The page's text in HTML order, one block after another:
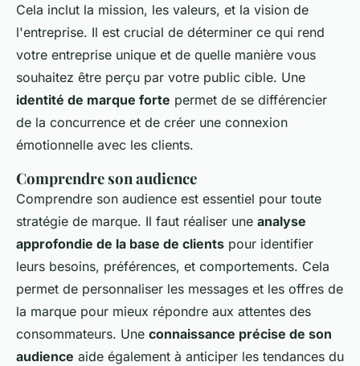
Cela inclut la mission, les valeurs, et la vision de
l'entreprise. Il est crucial de déterminer ce qui rend
votre entreprise unique et de quelle manière vous
souhaitez être perçu par votre public cible. Une
identité de marque forte permet de se différencier
de la concurrence et de créer une connexion
émotionnelle avec les clients.
Comprendre son audience
Comprendre son audience est essentiel pour toute
stratégie de marque. Il faut réaliser une analyse
approfondie de la base de clients pour identifier
leurs besoins, préférences, et comportements. Cela
permet de personnaliser les messages et les offres de
la marque pour mieux répondre aux attentes des
consommateurs. Une connaissance précise de son
audience aide également à anticiper les tendances du